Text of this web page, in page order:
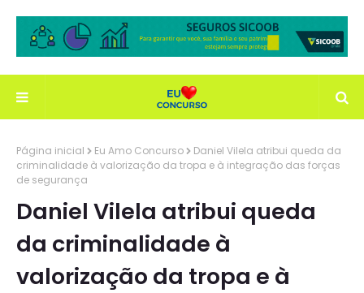
Página inicial Eu Amo Concurso
Daniel Vilela atribui queda da
criminalidade à valorização da tropa e à integração das forças
de segurança
Daniel Vilela atribui queda
da criminalidade à
valorização da tropa e à